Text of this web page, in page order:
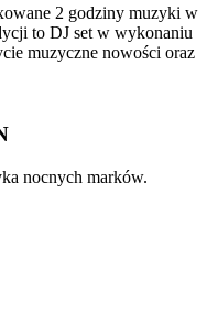
2 godziny muzyki w
to DJ set w wykonaniu
muzyczne nowości oraz
nocnych marków.